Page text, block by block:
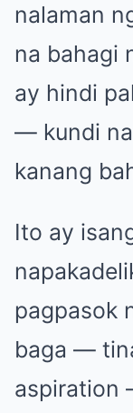
nalaman
na bahagi
ay hindi
— kundi
kanang
Ito ay
pagpasok
baga —
aspiration